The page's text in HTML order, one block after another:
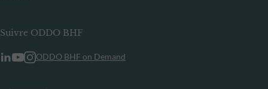
Suivre ODDO BHF
ODDO BHF on Demand